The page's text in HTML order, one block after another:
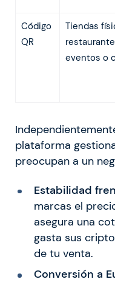
Código
QR
Tiendas
eventos o
plataforma
preocupan a un
Estabilidad
marcas el
asegura una
gasta sus
de tu venta.
Conversión a